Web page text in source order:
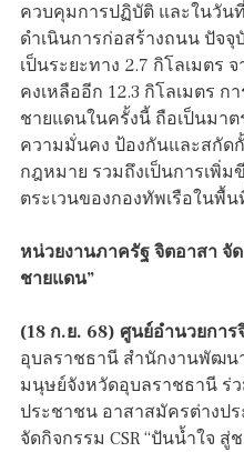
ควบคุมการปฏิบัติ และในวันที่
ดำเนินการก่อสร้างถนน ปัจจุ
เป็นระยะทาง 2.7 กิโลเมตร
คงเหลืออีก 12.3 กิโลเมตร ก
ชายแดนในครั้งนี้ ถือเป็นมา
ความมั่นคง ป้องกันและสกัด
กฎหมาย รวมถึงเป็นการเพิ่
ตระเวนของกองทัพเรือในพื้
หน่วยงานภาครัฐ จิตอาสา จั
ชายแดน”
(18 ก.ย. 68) ศูนย์อำนวยกา
อุบลราชธานี สำนักงานพัฒ
มนุษย์จังหวัดอุบลราชธานี ร่
ประชาชน อาสาสมัครต่างป
จัดกิจกรรม CSR “ปันน้ำใจ